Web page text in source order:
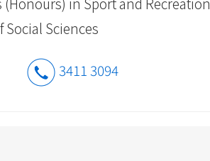
Sciences
3411 3094